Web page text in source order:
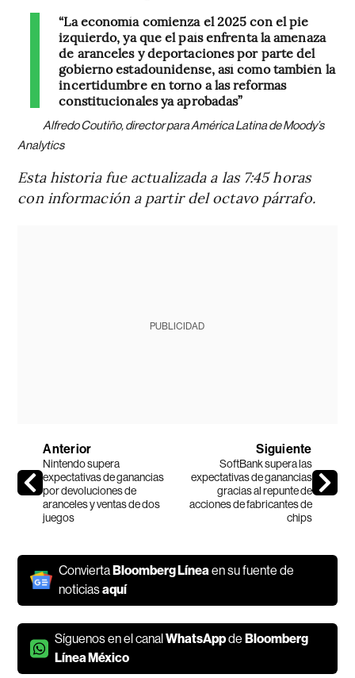
“La economía comienza el 2025 con el pie
izquierdo, ya que el país enfrenta la amenaza
de aranceles y deportaciones por parte del
gobierno estadounidense, así como también la
incertidumbre en torno a las reformas
constitucionales ya aprobadas”
Alfredo Coutiño, director para América Latina de Moody’s
Analytics
Esta historia fue actualizada a las 7:45 horas
con información a partir del octavo párrafo.
PUBLICIDAD
Anterior
Nintendo supera
expectativas de ganancias
por devoluciones de
aranceles y ventas de dos
juegos
Siguiente
SoftBank supera las
expectativas de ganancias
gracias al repunte de
acciones de fabricantes de
chips
ConviertaBloomberg Línea en su fuente de
noticiasaquí
Síguenos en el canalWhatsAppdeBloomberg
Línea México